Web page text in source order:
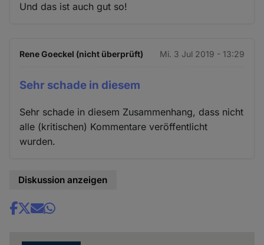
Und das ist auch gut so!
Rene Goeckel (nicht überprüft) Mi. 3 Jul 2019 - 13:29
Sehr schade in diesem
Sehr schade in diesem Zusammenhang, dass nicht
alle (kritischen) Kommentare veröffentlicht
wurden.
Diskussion anzeigen
Share